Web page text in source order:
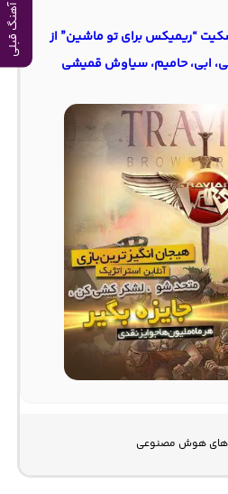
آهنگ قبلی
“ریمیکس برای تو ماشین” از
ابی، حامیم، سیاوش قمیشی
هوش مصنوعی